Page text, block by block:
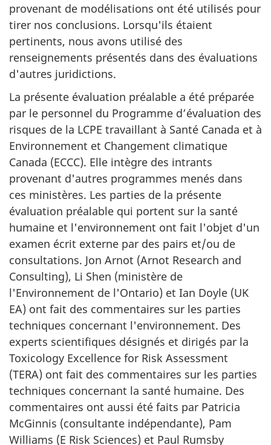
provenant de modélisations ont été utilisés pour
tirer nos conclusions. Lorsqu'ils étaient
pertinents, nous avons utilisé des
renseignements présentés dans des évaluations
d'autres juridictions.
La présente évaluation préalable a été préparée
par le personnel du Programme d’évaluation des
risques de la LCPE travaillant à Santé Canada et à
Environnement et Changement climatique
Canada (ECCC). Elle intègre des intrants
provenant d'autres programmes menés dans
ces ministères. Les parties de la présente
évaluation préalable qui portent sur la santé
humaine et l'environnement ont fait l'objet d'un
examen écrit externe par des pairs et/ou de
consultations. Jon Arnot (Arnot Research and
Consulting), Li Shen (ministère de
l'Environnement de l'Ontario) et Ian Doyle (UK
EA) ont fait des commentaires sur les parties
techniques concernant l'environnement. Des
experts scientifiques désignés et dirigés par la
Toxicology Excellence for Risk Assessment
(TERA) ont fait des commentaires sur les parties
techniques concernant la santé humaine. Des
commentaires ont aussi été faits par Patricia
McGinnis (consultante indépendante), Pam
Williams (E Risk Sciences) et Paul Rumsby